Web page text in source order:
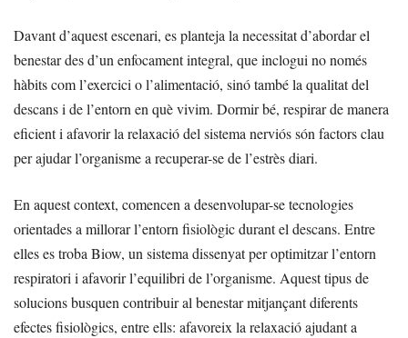
Davant d’aquest escenari, es planteja la necessitat d’abordar el
benestar des d’un enfocament integral, que inclogui no només
hàbits com l’exercici o l’alimentació, sinó també la qualitat del
descans i de l’entorn en què vivim. Dormir bé, respirar de manera
eficient i afavorir la relaxació del sistema nerviós són factors clau
per ajudar l’organisme a recuperar-se de l’estrès diari.
En aquest context, comencen a desenvolupar-se tecnologies
orientades a millorar l’entorn fisiològic durant el descans. Entre
elles es troba Biow, un sistema dissenyat per optimitzar l’entorn
respiratori i afavorir l’equilibri de l’organisme. Aquest tipus de
solucions busquen contribuir al benestar mitjançant diferents
efectes fisiològics, entre ells: afavoreix la relaxació ajudant a